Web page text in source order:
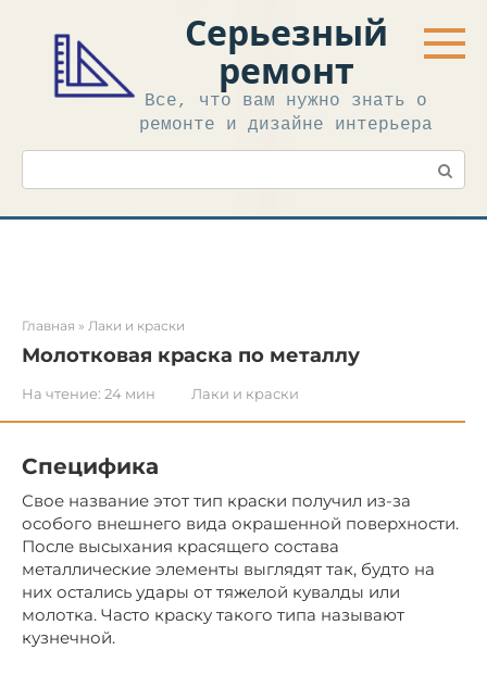
контенту
Серьезный
ремонт
Все, что вам нужно знать о
ремонте и дизайне интерьера
Поиск:
Главная » Лаки и краски
Молотковая краска по металлу
На чтение: 24 мин Лаки и краски
Специфика
Свое название этот тип краски получил из-за
особого внешнего вида окрашенной поверхности.
После высыхания красящего состава
металлические элементы выглядят так, будто на
них остались удары от тяжелой кувалды или
молотка. Часто краску такого типа называют
кузнечной.